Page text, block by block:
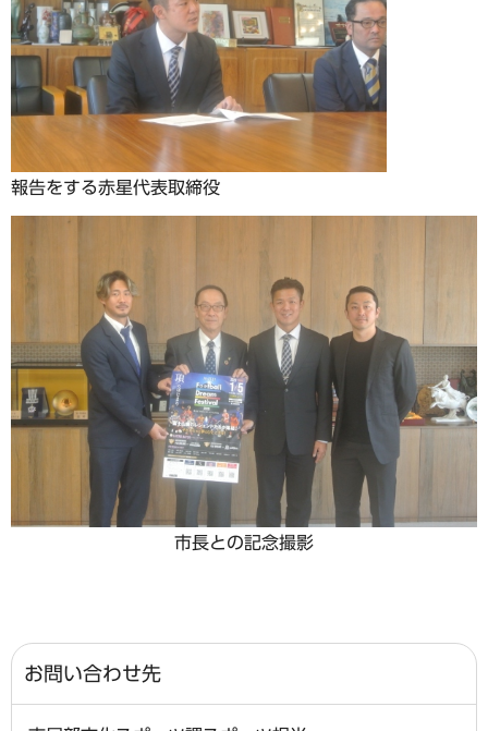
報告をする赤星代表取締役
市長との記念撮影
お問い合わせ先